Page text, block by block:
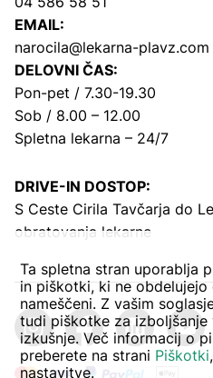
EMAIL:
narocila@lekarna-plavz.com
DELOVNI ČAS:
Pon-pet / 7.30-19.30
Sob / 8.00 – 12.00
Spletna lekarna – 24/7
DRIVE-IN DOSTOP:
S Ceste Cirila Tavčarja do
obratovanja lekarne
Ta spletna stran uporablja
in piškotki, ki ne
nameščeni. Z vašim
tudi piškotke za izboljšanje
izkušnje. Več informacij o
preberete na strani Piškotki
nastavitve.